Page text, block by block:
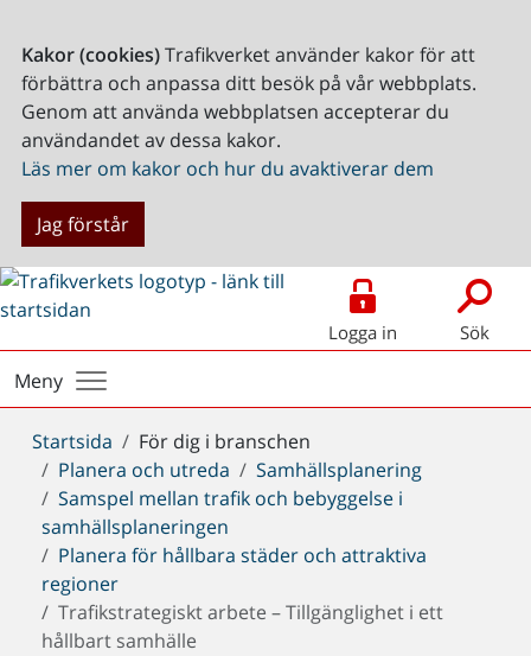
Kakor (cookies)Trafikverket använder kakor för att
förbättra och anpassa ditt besök på vår webbplats.
Genom att använda webbplatsen accepterar du
användandet av dessa kakor.
Läs mer om kakor och hur du avaktiverar dem
Jag förstår
Logga in Sök
Meny
Du
är
här:
Startsida
För dig i branschen
Planera och utreda
Samhällsplanering
Samspel mellan trafik och bebyggelse i
samhällsplaneringen
Planera för hållbara städer och attraktiva
regioner
Trafikstrategiskt arbete – Tillgänglighet i ett
hållbart samhälle